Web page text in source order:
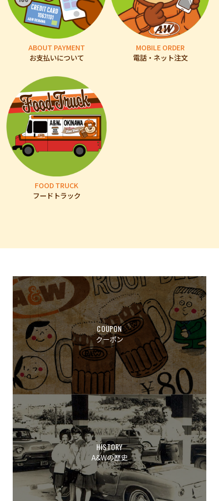
ABOUT PAYMENT
お支払いについて
MOBILE ORDER
電話・ネット注文
FOOD TRUCK
フードトラック
COUPON
クーポン
HISTORY
A&Wの歴史